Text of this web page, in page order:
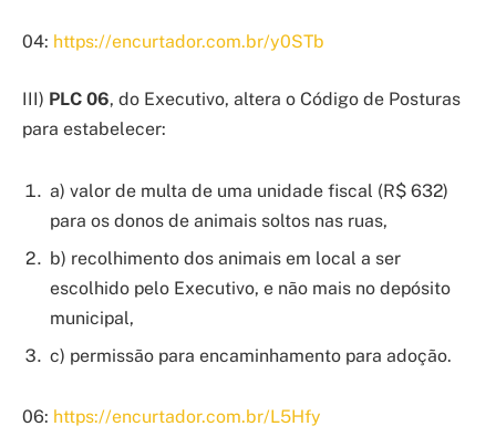
04: https://encurtador.com.br/y0STb
III) PLC 06, do Executivo, altera o Código de Posturas
para estabelecer:
a) valor de multa de uma unidade fiscal (R$ 632)
para os donos de animais soltos nas ruas,
b) recolhimento dos animais em local a ser
escolhido pelo Executivo, e não mais no depósito
municipal,
c) permissão para encaminhamento para adoção.
06: https://encurtador.com.br/L5Hfy